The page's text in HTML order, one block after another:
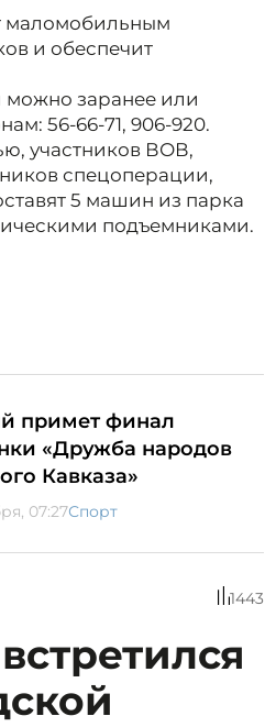
маломобильным
и обеспечит
можно заранее или
56-66-71, 906-920.
участников ВОВ,
спецоперации,
5 машин из парка
подъемниками.
примет финал
«Дружба народов
Кавказа»
07:27Спорт
1443